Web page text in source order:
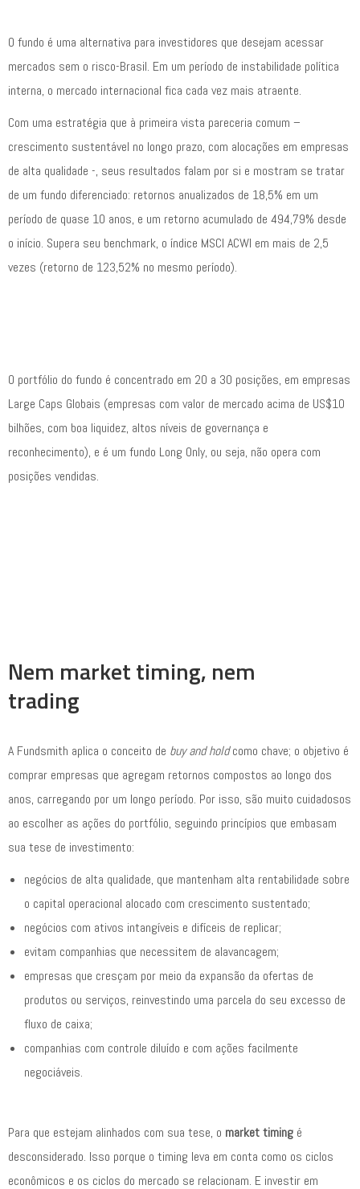
O fundo é uma alternativa para investidores que desejam acessar
mercados sem o risco-Brasil. Em um período de instabilidade política
interna, o mercado internacional fica cada vez mais atraente.
Com uma estratégia que à primeira vista pareceria comum –
crescimento sustentável no longo prazo, com alocações em empresas
de alta qualidade -, seus resultados falam por si e mostram se tratar
de um fundo diferenciado: retornos anualizados de 18,5% em um
período de quase 10 anos, e um retorno acumulado de 494,79% desde
o início. Supera seu benchmark, o índice MSCI ACWI em mais de 2,5
vezes (retorno de 123,52% no mesmo período).
O portfólio do fundo é concentrado em 20 a 30 posições, em empresas
Large Caps Globais (empresas com valor de mercado acima de US$10
bilhões, com boa liquidez, altos níveis de governança e
reconhecimento), e é um fundo Long Only, ou seja, não opera com
posições vendidas.
Nem market timing, nem
trading
A Fundsmith aplica o conceito de buy and holdcomo chave; o objetivo é
comprar empresas que agregam retornos compostos ao longo dos
anos, carregando por um longo período. Por isso, são muito cuidadosos
ao escolher as ações do portfólio, seguindo princípios que embasam
sua tese de investimento:
negócios de alta qualidade, que mantenham alta rentabilidade sobre
o capital operacional alocado com crescimento sustentado;
negócios com ativos intangíveis e difíceis de replicar;
evitam companhias que necessitem de alavancagem;
empresas que cresçam por meio da expansão da ofertas de
produtos ou serviços, reinvestindo uma parcela do seu excesso de
fluxo de caixa;
companhias com controle diluído e com ações facilmente
negociáveis.
Para que estejam alinhados com sua tese, o market timing é
desconsiderado. Isso porque o timing leva em conta como os ciclos
econômicos e os ciclos do mercado se relacionam. E investir em